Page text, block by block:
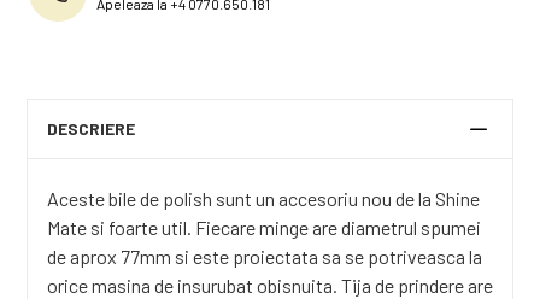
Apeleaza la +4 0770.650.181
DESCRIERE
Aceste bile de polish sunt un accesoriu nou de la Shine
Mate si foarte util. Fiecare minge are diametrul spumei
de aprox 77mm si este proiectata sa se potriveasca la
orice masina de insurubat obisnuita. Tija de prindere are